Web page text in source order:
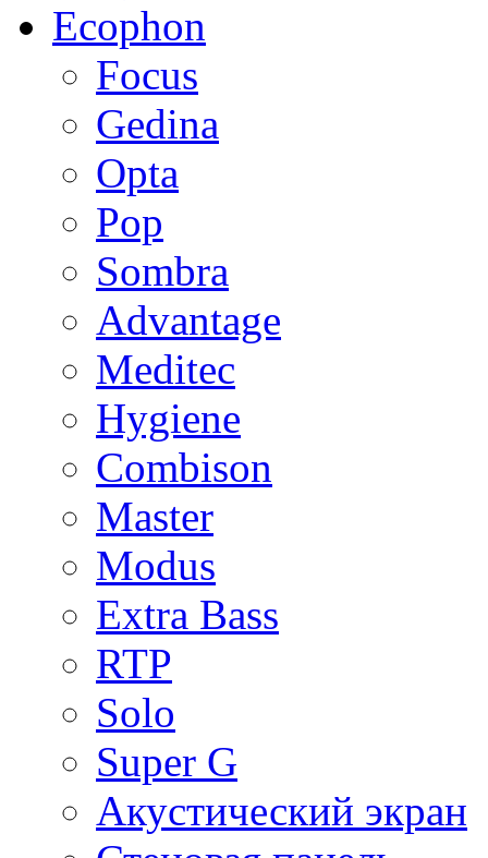
Ecophon
Focus
Gedina
Opta
Pop
Sombra
Advantage
Meditec
Hygiene
Combison
Master
Modus
Extra Bass
RTP
Solo
Super G
Акустический экран